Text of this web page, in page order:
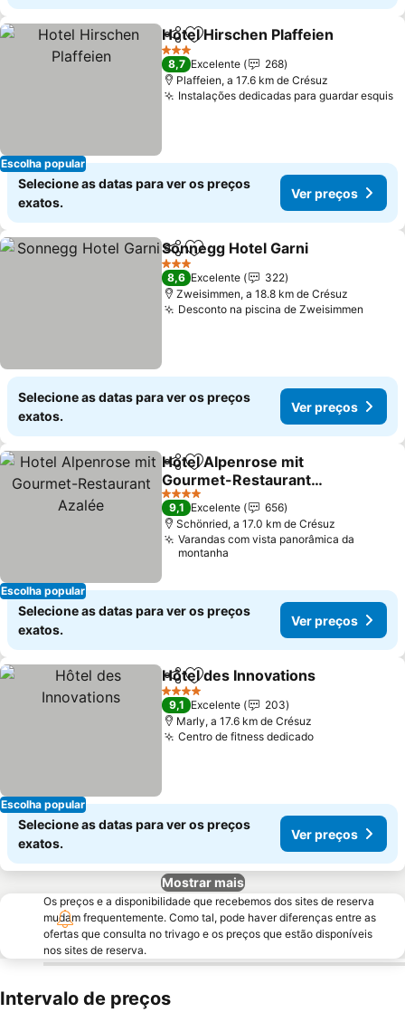
Escolha popular
PartilharAdicionar aos favoritos
Hotel Hirschen Plaffeien
3 Estrelas
8,7 Excelente
268
Plaffeien, a 17.6 km de Crésuz
Instalações dedicadas para guardar esquis
Selecione as datas para ver os preços
exatos.
Ver preços
PartilharAdicionar aos favoritos
Sonnegg Hotel Garni
3 Estrelas
8,6 Excelente
322
Zweisimmen, a 18.8 km de Crésuz
Desconto na piscina de Zweisimmen
Selecione as datas para ver os preços
exatos.
Ver preços
Escolha popular
PartilharAdicionar aos favoritos
Hotel Alpenrose mit
Gourmet-Restaurant
Azalée
Ver preços
4 Estrelas
9,1 Excelente
656
Schönried, a 17.0 km de Crésuz
Varandas com vista panorâmica da
montanha
Selecione as datas para ver os preços
exatos.
Ver preços
Escolha popular
PartilharAdicionar aos favoritos
Hôtel des Innovations
4 Estrelas
9,1 Excelente
203
Marly, a 17.6 km de Crésuz
Centro de fitness dedicadoVer preços
Selecione as datas para ver os preços
exatos.
Ver preços
Mostrar mais
Os preços e a disponibilidade que recebemos dos sites de reserva
mudam frequentemente. Como tal, pode haver diferenças entre as
ofertas que consulta no trivago e os preços que estão disponíveis
nos sites de reserva.
Intervalo de preços